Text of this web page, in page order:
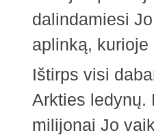
dalindamiesi
aplinką,
Ištirps visi
Arkties ledynų.
milijonai Jo